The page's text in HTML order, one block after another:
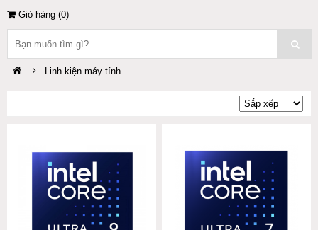
Giỏ hàng (0)
Linh kiện máy tính